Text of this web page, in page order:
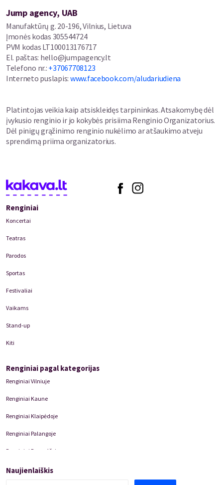
Jump agency, UAB
Manufaktūrų g. 20-196, Vilnius, Lietuva
Įmonės kodas 305544724
PVM kodas LT100013176717
El. paštas: hello@jumpagency.lt
Telefono nr.: +37067708123
Interneto puslapis: www.facebook.com/aludariudiena
Platintojas veikia kaip atsiskleidęs tarpininkas. Atsakomybę dėl
įvykusio renginio ir jo kokybės prisiima Renginio Organizatorius.
Dėl pinigų grąžinimo renginio nukėlimo ar atšaukimo atveju
sprendimą priima organizatorius.
Renginiai
Koncertai
Teatras
Parodos
Sportas
Festivaliai
Vaikams
Stand-up
Kiti
Renginiai pagal kategorijas
Renginiai Vilniuje
Renginiai Kaune
Renginiai Klaipėdoje
Renginiai Palangoje
Renginiai Panevėžyje
Domino Teatro Spektakliai
Naujienlaiškis